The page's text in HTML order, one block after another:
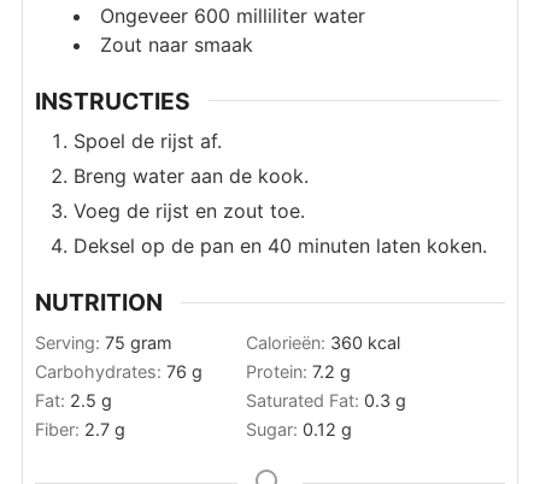
Ongeveer 600 milliliter water
Zout naar smaak
INSTRUCTIES
Spoel de rijst af.
Breng water aan de kook.
Voeg de rijst en zout toe.
Deksel op de pan en 40 minuten laten koken.
NUTRITION
Serving: 75 gram Calorieën: 360 kcal
Carbohydrates: 76 g Protein: 7.2 g
Fat: 2.5 g Saturated Fat: 0.3 g
Fiber: 2.7 g Sugar: 0.12 g